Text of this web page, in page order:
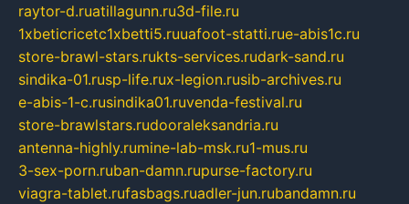
raytor-d.ruatillagunn.ru3d-file.ru
1xbeticricetc1xbetti5.ruuafoot-statti.rue-abis1c.ru
store-brawl-stars.rukts-services.rudark-sand.ru
sindika-01.rusp-life.rux-legion.rusib-archives.ru
e-abis-1-c.rusindika01.ruvenda-festival.ru
store-brawlstars.rudooraleksandria.ru
antenna-highly.rumine-lab-msk.ru1-mus.ru
3-sex-porn.ruban-damn.rupurse-factory.ru
viagra-tablet.rufasbags.ruadler-jun.rubandamn.ru